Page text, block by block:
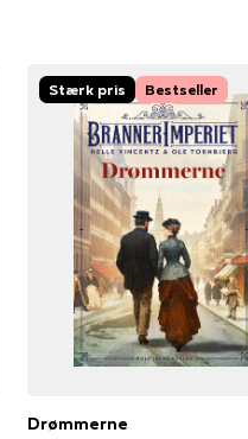
Stærk pris Bestseller
Drømmerne